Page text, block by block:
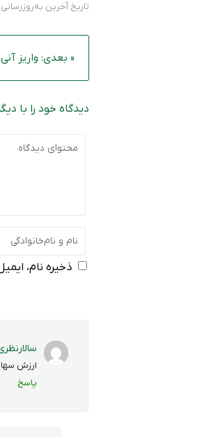
تاریخ آخرین به‌روزرسانی: 25 بهمن 1401
« بعدی: واریز
دیدگاه خود را با
ذخیره نام،
ارزش
پاسخ